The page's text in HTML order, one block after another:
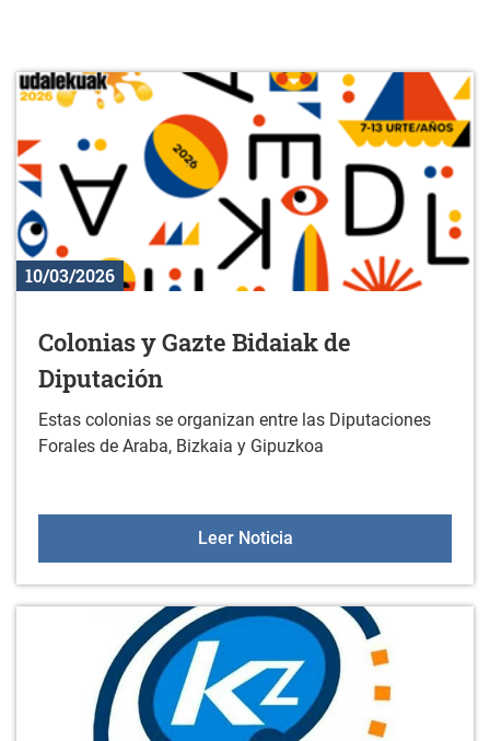
10/03/2026
Colonias y Gazte Bidaiak de
Diputación
Estas colonias se organizan entre las Diputaciones
Forales de Araba, Bizkaia y Gipuzkoa
Leer NoticiaColonias y Gazte